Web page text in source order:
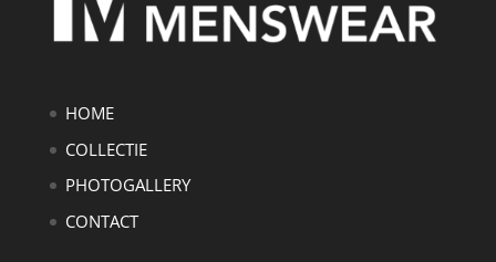
HOME
COLLECTIE
PHOTOGALLERY
CONTACT